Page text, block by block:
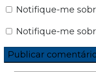
Notifique-me
Notifique-me